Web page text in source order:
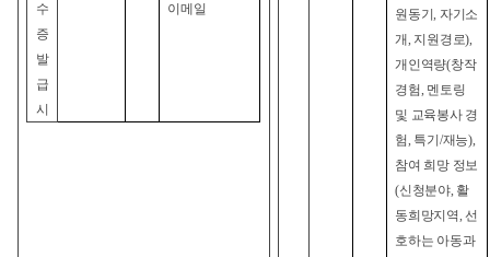
수
증
발
급
시
이메일
원동기, 자기소
개, 지원경로),
개인역량(창작
경험, 멘토링
및 교육봉사 경
험, 특기/재능),
참여 희망 정보
(신청분야, 활
동희망지역, 선
호하는 아동과